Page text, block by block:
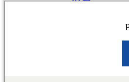
Vocational